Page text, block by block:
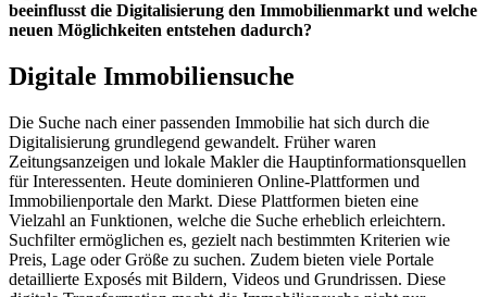
beeinflusst die Digitalisierung den Immobilienmarkt und welche
neuen Möglichkeiten entstehen dadurch?
Digitale Immobiliensuche
Die Suche nach einer passenden Immobilie hat sich durch die
Digitalisierung grundlegend gewandelt. Früher waren
Zeitungsanzeigen und lokale Makler die Hauptinformationsquellen
für Interessenten. Heute dominieren Online-Plattformen und
Immobilienportale den Markt. Diese Plattformen bieten eine
Vielzahl an Funktionen, welche die Suche erheblich erleichtern.
Suchfilter ermöglichen es, gezielt nach bestimmten Kriterien wie
Preis, Lage oder Größe zu suchen. Zudem bieten viele Portale
detaillierte Exposés mit Bildern, Videos und Grundrissen. Diese